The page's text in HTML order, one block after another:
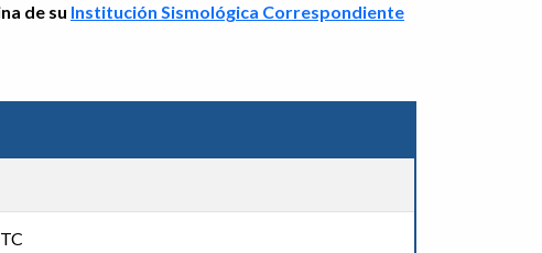
de su Institución Sismológica Correspondiente